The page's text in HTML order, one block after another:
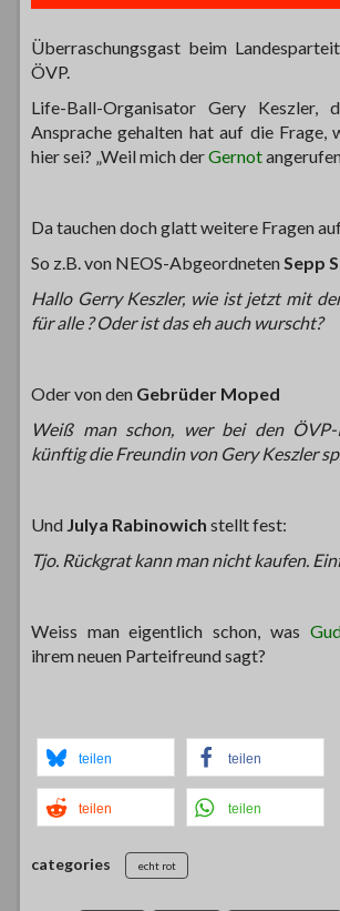
Überraschungsgast beim
ÖVP.
Life-Ball-Organisator Gery Keszler,
Ansprache gehalten hat auf die Frage,
hier sei? „Weil mich derGernot
Da tauchen doch glatt weitere Fragen
So z.B. von NEOS-AbgeordnetenSepp
Hallo Gerry Keszler, wie ist jetzt mit
für alle ? Oder ist das eh auch wurscht?
Oder von den Gebrüder Moped
Weiß man schon, wer bei den ÖVP-
künftig die Freundin von Gery Keszler
Und Julya Rabinowich stellt fest:
Tjo. Rückgrat kann man nicht kaufen.
Weiss man eigentlich schon, was
ihrem neuen Parteifreund sagt?
teilen teilen
teilen teilen
categories echt rot